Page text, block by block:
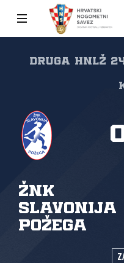
Druga HNLŽ
ŽNK
Slavonija
Požega